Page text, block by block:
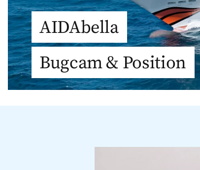
AIDAbella
Bugcam & Position